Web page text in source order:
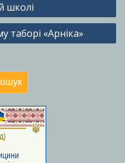
школі
таборі «Арніка»